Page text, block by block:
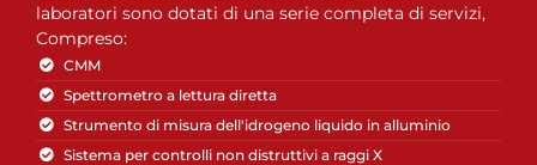
laboratori sono dotati di una serie completa di servizi,
Compreso:
CMM
Spettrometro a lettura diretta
Strumento di misura dell'idrogeno liquido in alluminio
Sistema per controlli non distruttivi a raggi X